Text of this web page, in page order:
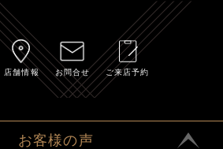
店舗情報 お問合せ ご来店予約
お客様の声